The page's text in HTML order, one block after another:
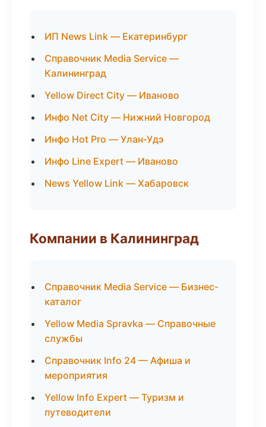
ИП News Link — Екатеринбург
Справочник Media Service —
Калининград
Yellow Direct City — Иваново
Инфо Net City — Нижний Новгород
Инфо Hot Pro — Улан-Удэ
Инфо Line Expert — Иваново
News Yellow Link — Хабаровск
Компании в Калининград
Справочник Media Service — Бизнес-
каталог
Yellow Media Spravka — Справочные
службы
Справочник Info 24 — Афиша и
мероприятия
Yellow Info Expert — Туризм и
путеводители